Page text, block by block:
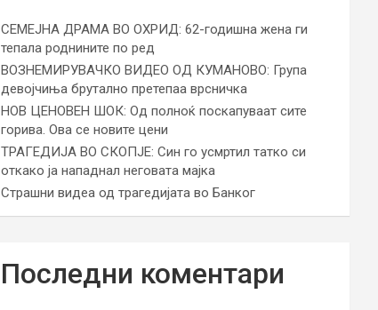
СЕМЕЈНА ДРАМА ВО ОХРИД: 62-годишна жена ги
тепала роднините по ред
ВОЗНЕМИРУВАЧКО ВИДЕО ОД КУМАНОВО: Група
девојчиња брутално претепаа врсничка
НОВ ЦЕНОВЕН ШОК: Од полноќ поскапуваат сите
горива. Ова се новите цени
ТРАГЕДИЈА ВО СКОПЈЕ: Син го усмртил татко си
откако ја нападнал неговата мајка
Страшни видеа од трагедијата во Банког
Последни коментари